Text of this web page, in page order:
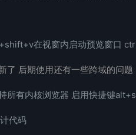
在视窗内启动预览窗口
了 后期使用还有一些跨域的问题
所有内核浏览器 启用快捷键
代码